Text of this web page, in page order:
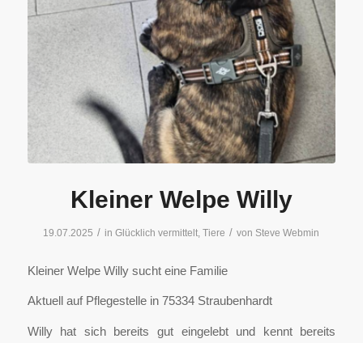
Kleiner Welpe Willy
19.07.2025 / inGlücklich vermittelt ,Tiere / von Steve Webmin
Kleiner Welpe Willy sucht eine Familie
Aktuell auf Pflegestelle in 75334 Straubenhardt
Willy hat sich bereits gut eingelebt und kennt bereits